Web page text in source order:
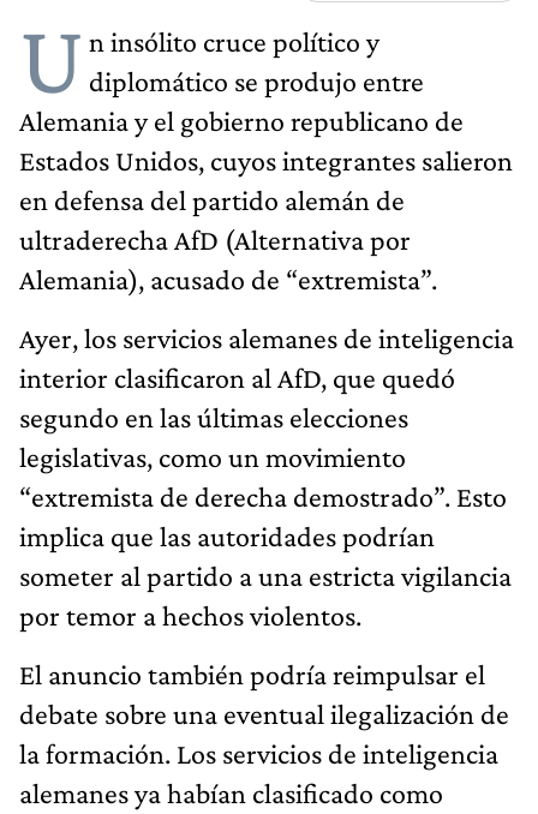
U n insólito cruce político y
diplomático se produjo entre
Alemania y el gobierno republicano de
Estados Unidos, cuyos integrantes salieron
en defensa del partido alemán de
ultraderecha AfD (Alternativa por
Alemania), acusado de “extremista”.
Ayer, los servicios alemanes de inteligencia
interior clasificaron al AfD, que quedó
segundo en las últimas elecciones
legislativas, como un movimiento
“extremista de derecha demostrado”. Esto
implica que las autoridades podrían
someter al partido a una estricta vigilancia
por temor a hechos violentos.
El anuncio también podría reimpulsar el
debate sobre una eventual ilegalización de
la formación. Los servicios de inteligencia
alemanes ya habían clasificado como